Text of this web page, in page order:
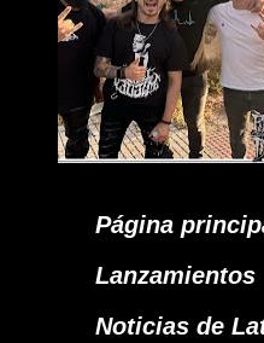
Página
Lanzamientos
Noticias de